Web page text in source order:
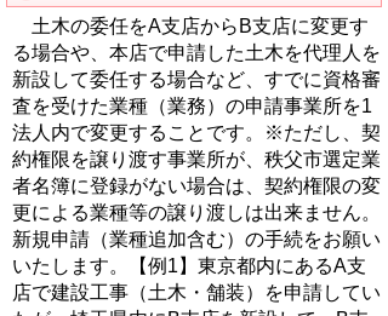
土木の委任をA支店からB支店に変更す
る場合や、本店で申請した土木を代理人を
新設して委任する場合など、すでに資格審
査を受けた業種（業務）の申請事業所を1
法人内で変更することです。※ただし、契
約権限を譲り渡す事業所が、秩父市選定業
者名簿に登録がない場合は、契約権限の変
更による業種等の譲り渡しは出来ません。
新規申請（業種追加含む）の手続をお願い
いたします。【例1】東京都内にあるA支
店で建設工事（土木・舗装）を申請してい